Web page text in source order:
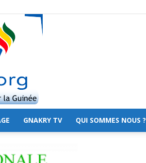
GNAKRY TV QUI SOMMES NOUS ?